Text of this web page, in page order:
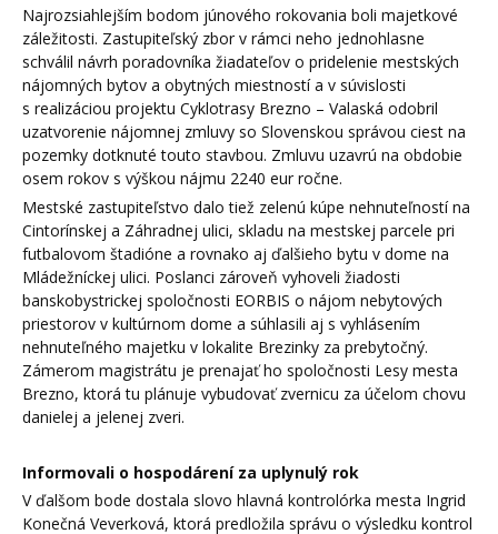
Najrozsiahlejším bodom júnového rokovania boli majetkové
záležitosti. Zastupiteľský zbor v rámci neho jednohlasne
schválil návrh poradovníka žiadateľov o pridelenie mestských
nájomných bytov a obytných miestností a v súvislosti
s realizáciou projektu Cyklotrasy Brezno – Valaská odobril
uzatvorenie nájomnej zmluvy so Slovenskou správou ciest na
pozemky dotknuté touto stavbou. Zmluvu uzavrú na obdobie
osem rokov s výškou nájmu 2240 eur ročne.
Mestské zastupiteľstvo dalo tiež zelenú kúpe nehnuteľností na
Cintorínskej a Záhradnej ulici, skladu na mestskej parcele pri
futbalovom štadióne a rovnako aj ďalšieho bytu v dome na
Mládežníckej ulici. Poslanci zároveň vyhoveli žiadosti
banskobystrickej spoločnosti EORBIS o nájom nebytových
priestorov v kultúrnom dome a súhlasili aj s vyhlásením
nehnuteľného majetku v lokalite Brezinky za prebytočný.
Zámerom magistrátu je prenajať ho spoločnosti Lesy mesta
Brezno, ktorá tu plánuje vybudovať zvernicu za účelom chovu
danielej a jelenej zveri.
Informovali o hospodárení za uplynulý rok
V ďalšom bode dostala slovo hlavná kontrolórka mesta Ingrid
Konečná Veverková, ktorá predložila správu o výsledku kontrol